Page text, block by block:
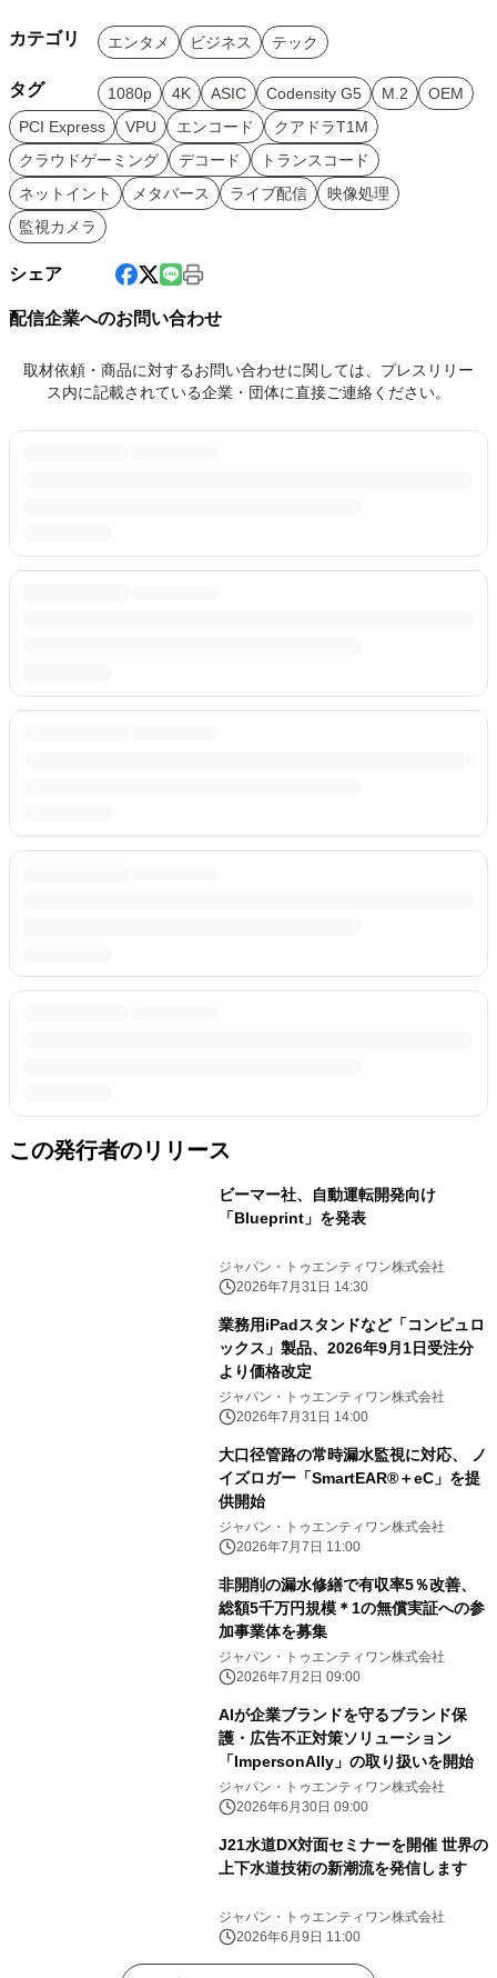
カテゴリ エンタメ ビジネス テック
タグ 1080p 4K ASIC Codensity G5 M.2
OEM
PCI Express
VPU エンコード
クアドラT1M
クラウドゲーミング
デコード
トランスコード
ネットイント
メタバース ライブ配信
映像処理
監視カメラ
シェア
配信企業へのお問い合わせ
取材依頼・商品に対するお問い合わせに関しては、プレスリリー
ス内に記載されている企業・団体に直接ご連絡ください。
この発行者のリリース
ビーマー社、自動運転開発向け
「Blueprint」を発表
ジャパン・トゥエンティワン株式会社
2026年7月31日 14:30
業務用iPadスタンドなど「コンピュロ
ックス」製品、2026年9月1日受注分
より価格改定
ジャパン・トゥエンティワン株式会社
2026年7月31日 14:00
大口径管路の常時漏水監視に対応、 ノ
イズロガー「SmartEAR®＋eC」を提
供開始
ジャパン・トゥエンティワン株式会社
2026年7月7日 11:00
非開削の漏水修繕で有収率5％改善、
総額5千万円規模＊1の無償実証への参
加事業体を募集
ジャパン・トゥエンティワン株式会社
2026年7月2日 09:00
AIが企業ブランドを守るブランド保
護・広告不正対策ソリューション
「ImpersonAlly」の取り扱いを開始
ジャパン・トゥエンティワン株式会社
2026年6月30日 09:00
J21水道DX対面セミナーを開催 世界の
上下水道技術の新潮流を発信します
ジャパン・トゥエンティワン株式会社
2026年6月9日 11:00